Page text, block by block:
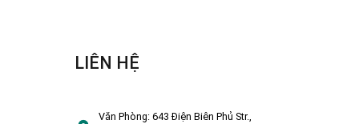
LIÊN HỆ
Văn Phòng:643 Điện Biên Phủ Str.,